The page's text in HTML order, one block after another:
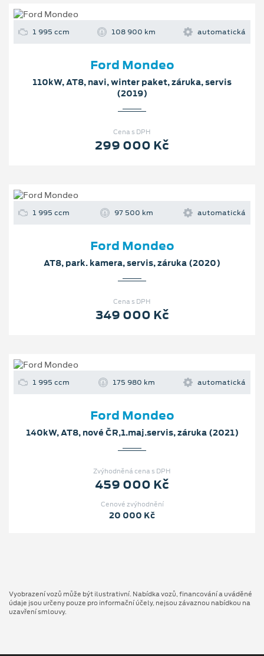
1 995 ccm 108 900 km automatická
Ford Mondeo
110kW, AT8, navi, winter paket, záruka, servis
(2019)
Cena s DPH
299 000 Kč
1 995 ccm 97 500 km automatická
Ford Mondeo
AT8, park. kamera, servis, záruka (2020)
Cena s DPH
349 000 Kč
1 995 ccm 175 980 km automatická
Ford Mondeo
140kW, AT8, nové ČR,1.maj.servis, záruka (2021)
Zvýhodněná cena s DPH
459 000 Kč
Cenové zvýhodnění
20 000 Kč
Vyobrazení vozů může být ilustrativní. Nabídka vozů, financování a uváděné
údaje jsou určeny pouze pro informační účely, nejsou závaznou nabídkou na
uzavření smlouvy.